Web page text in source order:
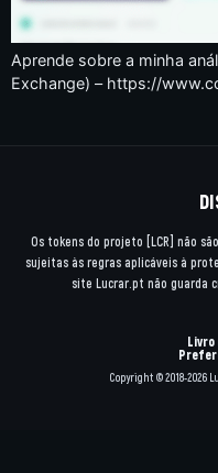
Aprende sobre a minha
Exchange) – https://
Os tokens do projeto [LCR] não
sujeitas às regras aplicáveis à
site Lucrar.pt não guarda
Livro
Copyright © 2018-2026